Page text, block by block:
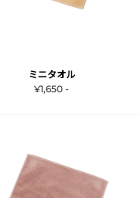
ミニタオル
¥1,650 -